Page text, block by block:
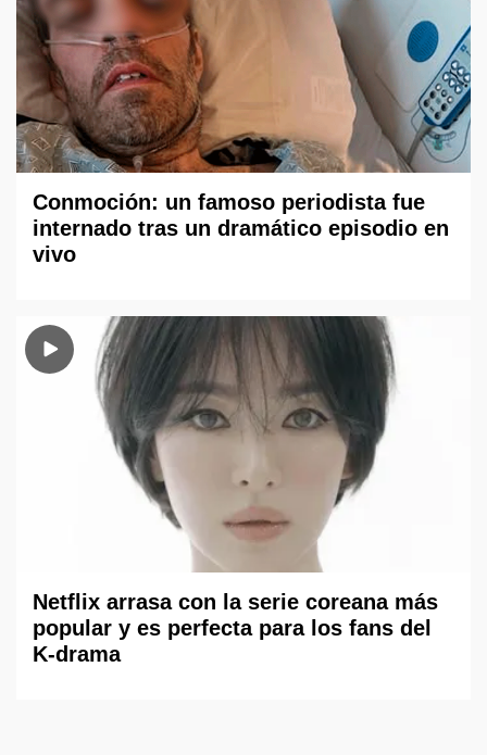
Conmoción: un famoso periodista fue
internado tras un dramático episodio en
vivo
Netflix arrasa con la serie coreana más
popular y es perfecta para los fans del
K-drama